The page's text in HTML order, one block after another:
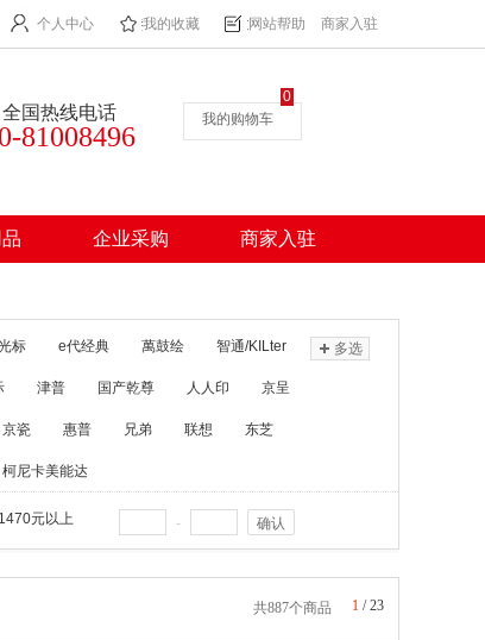
个人中心 我的收藏 网站帮助 商家入驻
全国热线电话
81008496
我的购物车
0
企业采购 商家入驻
标 e代经典 萬鼓绘 智通/KILter
津普 国产乾尊 人人印 京呈
京瓷 惠普 兄弟 联想 东芝
柯尼卡美能达
多选
元以上 - 确认
共887个商品 1 /23